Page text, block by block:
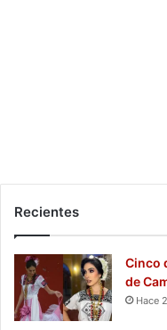
Recientes
Cinco
de
Hace